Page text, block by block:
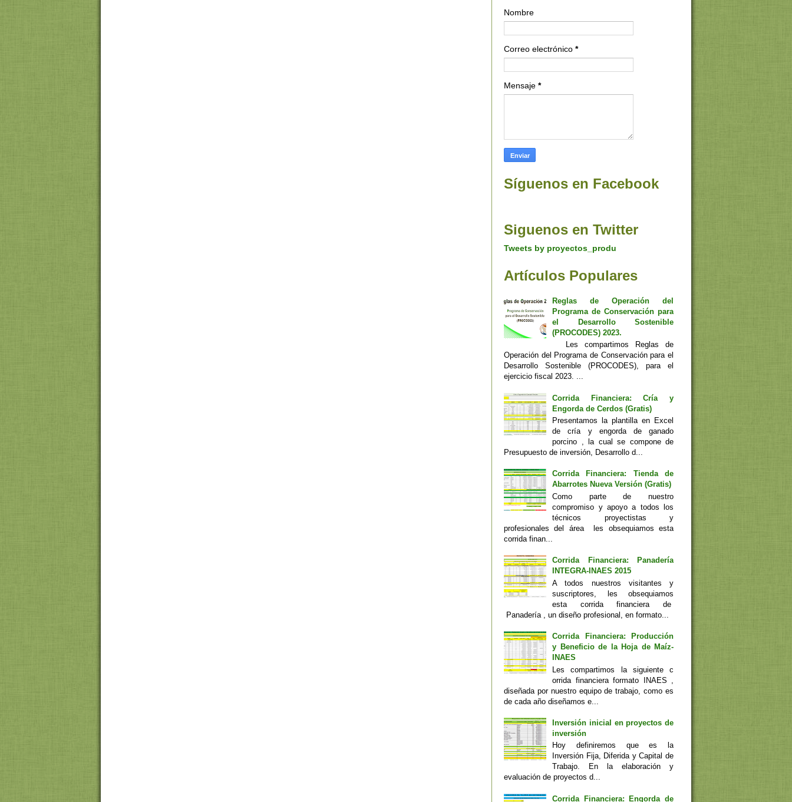
Nombre
Correo electrónico *
Mensaje *
Síguenos en Facebook
Siguenos en Twitter
Tweets by proyectos_produ
Artículos Populares
Reglas de Operación del
Programa de Conservación para
el Desarrollo Sostenible
(PROCODES) 2023.
Les compartimos Reglas de
Operación del Programa de Conservación para el
Desarrollo Sostenible (PROCODES), para el
ejercicio fiscal 2023. ...
Corrida Financiera: Cría y
Engorda de Cerdos (Gratis)
Presentamos la plantilla en Excel
de cría y engorda de ganado
porcino , la cual se compone de
Presupuesto de inversión, Desarrollo d...
Corrida Financiera: Tienda de
Abarrotes Nueva Versión (Gratis)
Como parte de nuestro
compromiso y apoyo a todos los
técnicos proyectistas y
profesionales del área les obsequiamos esta
corrida finan...
Corrida Financiera: Panadería
INTEGRA-INAES 2015
A todos nuestros visitantes y
suscriptores, les obsequiamos
esta corrida financiera de
Panadería , un diseño profesional, en formato...
Corrida Financiera: Producción
y Beneficio de la Hoja de Maíz-
INAES
Les compartimos la siguiente c
orrida financiera formato INAES ,
diseñada por nuestro equipo de trabajo, como es
de cada año diseñamos e...
Inversión inicial en proyectos de
inversión
Hoy definiremos que es la
Inversión Fija, Diferida y Capital de
Trabajo. En la elaboración y
evaluación de proyectos d...
Corrida Financiera: Engorda de